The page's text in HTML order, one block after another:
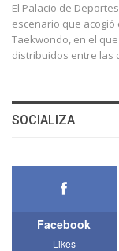
El Palacio de
escenario que acogió
Taekwondo, en el
distribuidos entre
SOCIALIZA
Facebook
Likes